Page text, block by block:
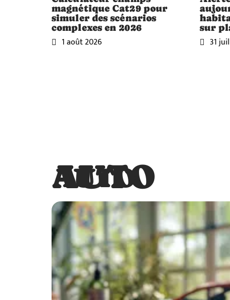
magnétique Cat29 pour
simuler des scénarios
complexes en 2026
1 août 2026
sur
31
AUTO
AUTO